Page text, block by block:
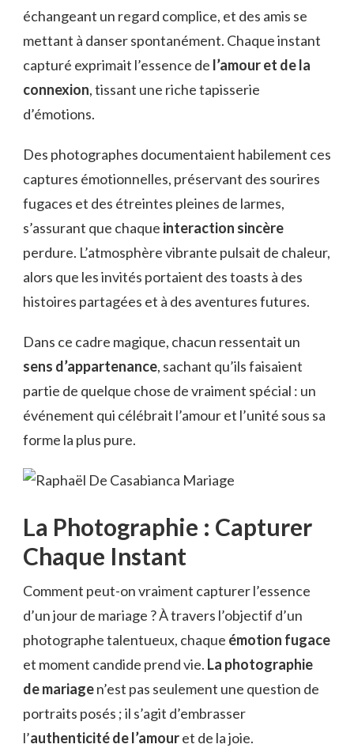
échangeant un regard complice, et des amis se
mettant à danser spontanément. Chaque instant
capturé exprimait l’essence de l’amour et de la
connexion, tissant une riche tapisserie
d’émotions.
Des photographes documentaient habilement ces
captures émotionnelles, préservant des sourires
fugaces et des étreintes pleines de larmes,
s’assurant que chaque interaction sincère
perdure. L’atmosphère vibrante pulsait de chaleur,
alors que les invités portaient des toasts à des
histoires partagées et à des aventures futures.
Dans ce cadre magique, chacun ressentait un
sens d’appartenance, sachant qu’ils faisaient
partie de quelque chose de vraiment spécial : un
événement qui célébrait l’amour et l’unité sous sa
forme la plus pure.
La Photographie : Capturer
Chaque Instant
Comment peut-on vraiment capturer l’essence
d’un jour de mariage ? À travers l’objectif d’un
photographe talentueux, chaque émotion fugace
et moment candide prend vie. La photographie
de mariagen’est pas seulement une question de
portraits posés ; il s’agit d’embrasser
l’authenticité de l’amouret de la joie.